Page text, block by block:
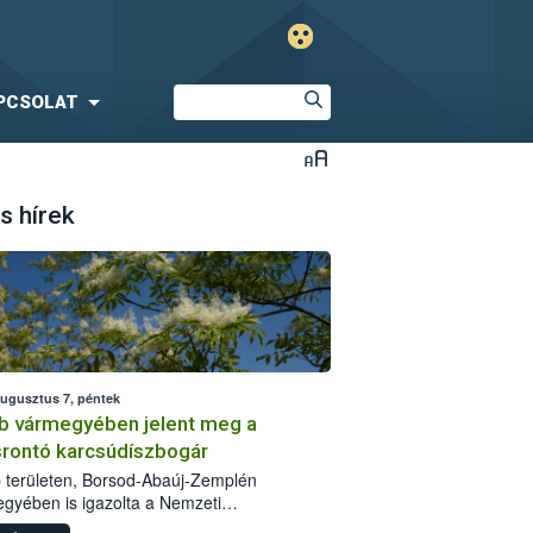
hírek
7, péntek
vármegyében jelent meg a
karcsúdíszbogár
területen, Borsod-Abaúj-Zemplén
is igazolta a Nemzeti
biztonsági Hivatal (Nébih) a